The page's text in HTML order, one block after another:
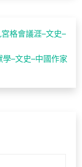
格會議涯–文史–
學–文史–中國作家